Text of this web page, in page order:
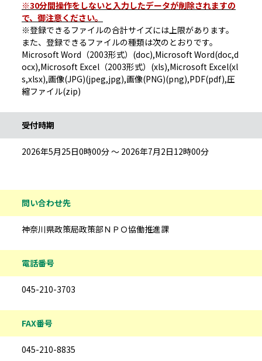
※30分間操作をしないと入力したデータが削除されますの
で、御注意ください。
※登録できるファイルの合計サイズには上限があります。
また、登録できるファイルの種類は次のとおりです。
Microsoft Word（2003形式）(doc),Microsoft Word(doc,d
ocx),Microsoft Excel（2003形式）(xls),Microsoft Excel(xl
s,xlsx),画像(JPG)(jpeg,jpg),画像(PNG)(png),PDF(pdf),圧
縮ファイル(zip)
受付時期
2026年5月25日0時00分 ～ 2026年7月2日12時00分
問い合わせ先
神奈川県政策局政策部ＮＰＯ協働推進課
電話番号
045-210-3703
FAX番号
045-210-8835